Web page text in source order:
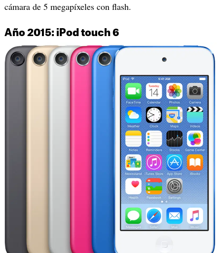
cámara de 5 megapíxeles con flash.
Año 2015: iPod touch 6